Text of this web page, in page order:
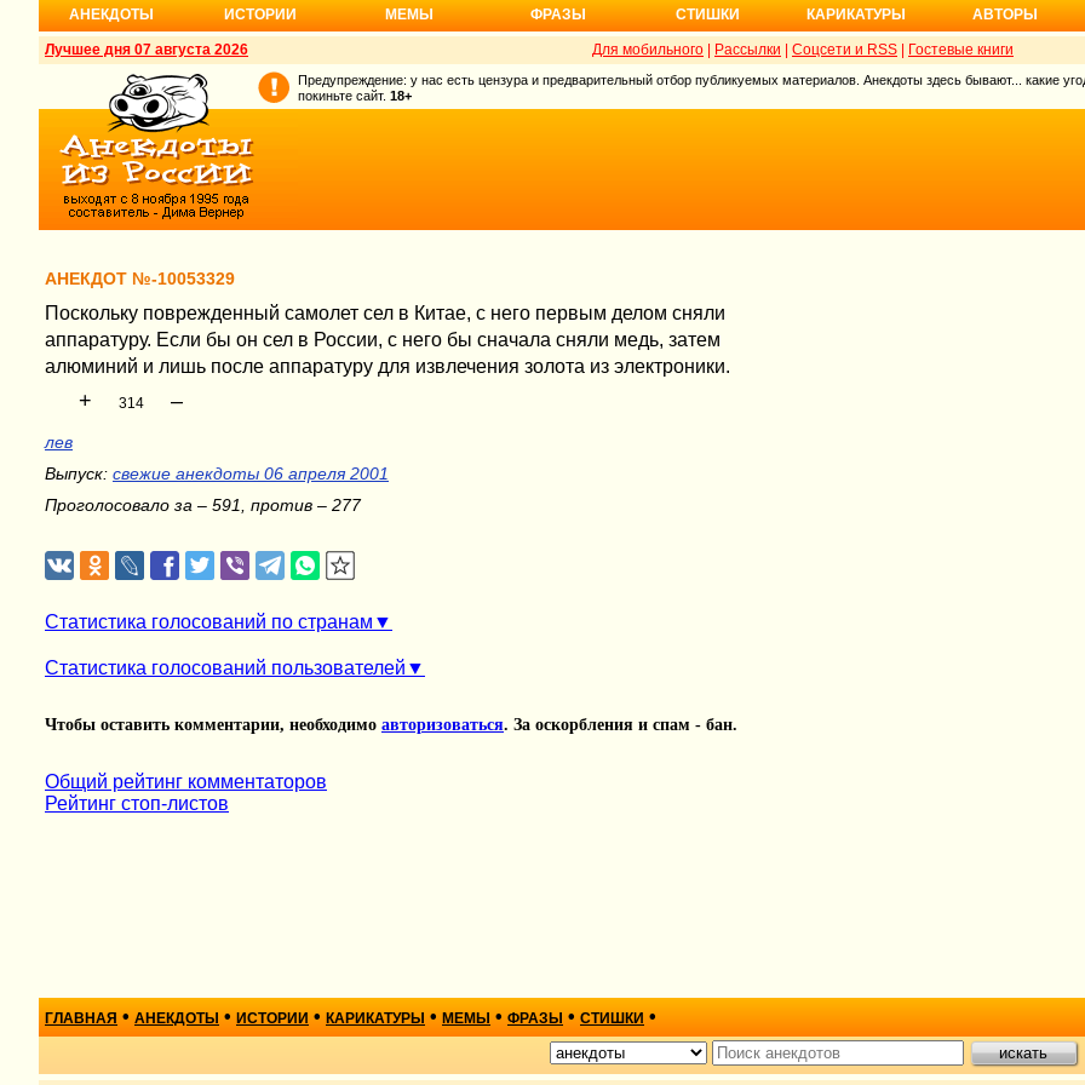
АНЕКДОТЫ ИСТОРИИ МЕМЫ ФРАЗЫ СТИШКИ КАРИКАТУРЫ АВТОРЫ
Лучшее дня 07 августа 2026 Для мобильного Рассылки Соцсети и RSS Гостевые книги
Предупреждение: у нас есть цензура и предварительный отбор публикуемых материалов. Анекдоты здесь бывают... какие
покиньте сайт. 18+
АНЕКДОТ №-10053329
Поскольку поврежденный самолет сел в Китае, с него первым делом сняли
аппаратуру. Если бы он сел в России, с него бы сначала сняли медь, затем
алюминий и лишь после аппаратуру для извлечения золота из электроники.
+ 314 –
лев
Выпуск: свежие анекдоты 06 апреля 2001
Проголосовало за – 591, против – 277
Статистика голосований по странам
Статистика голосований пользователей
Чтобы оставить комментарии, необходимо авторизоваться. За оскорбления и спам - бан.
Общий рейтинг комментаторов
Рейтинг стоп-листов
ГЛАВНАЯ • АНЕКДОТЫ • ИСТОРИИ • КАРИКАТУРЫ • МЕМЫ • ФРАЗЫ • СТИШКИ •